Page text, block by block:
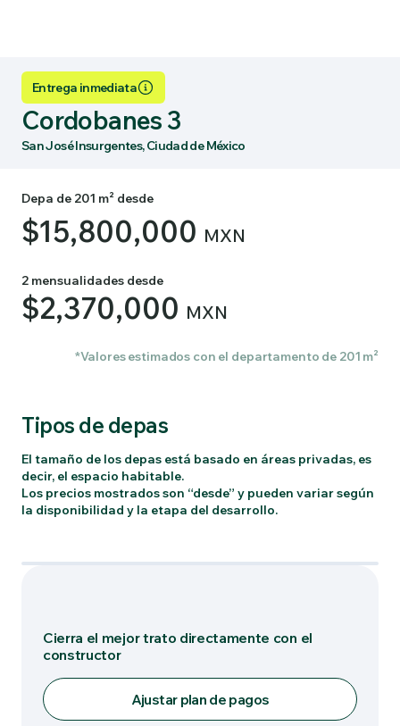
Entrega inmediata
Cordobanes 3
San José Insurgentes, Ciudad de México
Depa de 201 m² desde
$15,800,000 MXN
2 mensualidades desde
$2,370,000 MXN
*Valores estimados con el departamento de 201 m²
Tipos de depas
El tamaño de los depas está basado en áreas privadas, es
decir, el espacio habitable.
Los precios mostrados son “desde” y pueden variar según
la disponibilidad y la etapa del desarrollo.
Cierra el mejor trato directamente con el
constructor
Ajustar plan de pagos